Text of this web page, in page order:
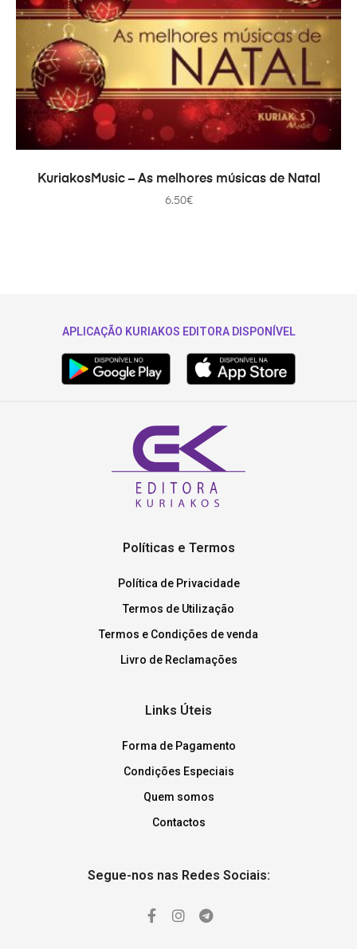
ADICIONAR
KuriakosMusic – As melhores músicas de Natal
6.50€
APLICAÇÃO KURIAKOS EDITORA DISPONÍVEL
Políticas e Termos
Política de Privacidade
Termos de Utilização
Termos e Condições de venda
Livro de Reclamações
Links Úteis
Forma de Pagamento
Condições Especiais
Quem somos
Contactos
Segue-nos nas Redes Sociais: